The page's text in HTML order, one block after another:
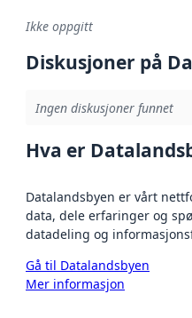
Ikke oppgitt
Diskusjoner på
Ingen diskusjoner funnet
Hva er
Datalandsbyen er vårt
data, dele erfaringer og
datadeling og
Gå til Datalandsbyen
Mer informasjon